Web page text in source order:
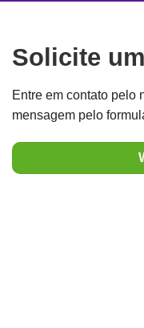
Solicite
Entre em contato pelo
mensagem pelo